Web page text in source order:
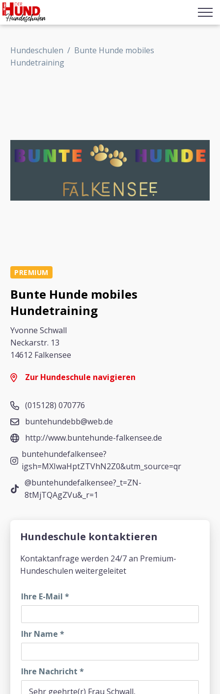
Hundeschulen / Bunte Hunde mobiles
Hundetraining
PREMIUM
Bunte Hunde mobiles
Hundetraining
Yvonne Schwall
Neckarstr. 13
14612 Falkensee
Zur Hundeschule navigieren
(015128) 070776
buntehundebb@web.de
http://www.buntehunde-falkensee.de
buntehundefalkensee?
igsh=MXIwaHptZTVhN2Z0&utm_source=qr
@buntehundefalkensee?_t=ZN-
8tMjTQAgZVu&_r=1
Hundeschule kontaktieren
Kontaktanfrage werden 24/7 an Premium-
Hundeschulen weitergeleitet
Ihre E-Mail *
Ihr Name *
Ihre Nachricht *